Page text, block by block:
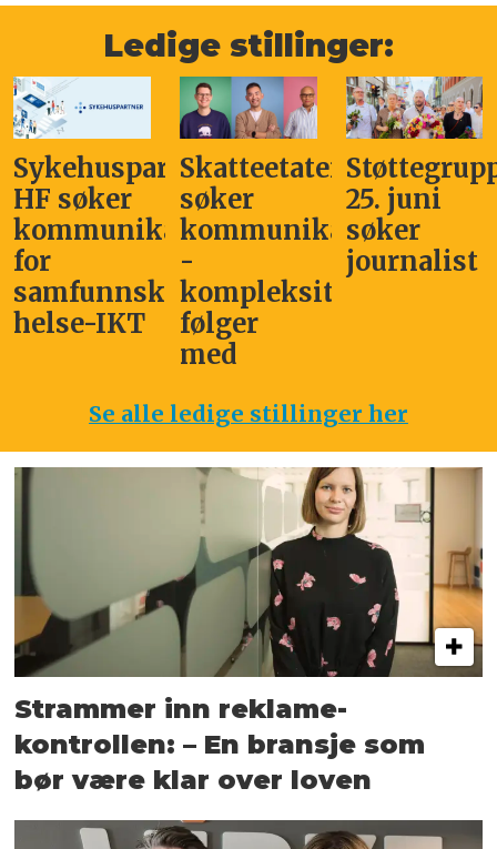
Ledige stillinger:
Sykehuspartner
HF søker
kommunikasjonssjef
for
samfunnskritisk
helse-IKT
Skatteetaten
søker
kommunikasjonsleder
-
kompleksitet
følger
med
25. juni
søker
journalist
Se alle ledige stillinger her
Strammer inn reklame-
kontrollen: – En bransje som
bør være klar over loven